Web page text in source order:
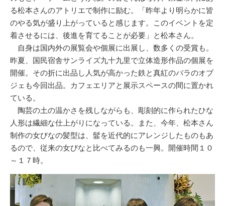
る松本さんのアトリエで制作に励む。「昨年より明らかに皆
のやる気が盛り上がっていると感じます。このイベントを定
着させるには、後進を育てることが必要」と松本さん。
自身は国内外の展覧会や個展に出展し、数多くの受賞も。
昨夏、国民宿舎サンライズ九十九里で立体造形作品の個展を
開催。その折に出品し人気が高かった鉄と真紅のバラのオブ
ジェも今回出品。カフェエリアと展示スペースの間に置かれ
ている。
陶芸の土の温かさを残しながらも、彫刻的に作られたひな
人形は繊細な仕上がりになっている。また、今年、松本さん
制作の女びなの髪型は、髷を近代的にアレンジしたものもあ
るので、従来の女びなと比べてみるのも一興。開催時間１０
～１７時。